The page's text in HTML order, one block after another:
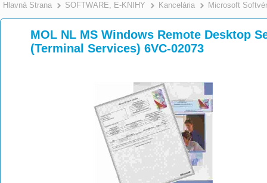
Hlavná Strana >
SOFTWARE, E-KNIHY >
Kancelária Microsoft Softvér
MOL NL MS Windows Remote Desktop
(Terminal Services) 6VC-02073